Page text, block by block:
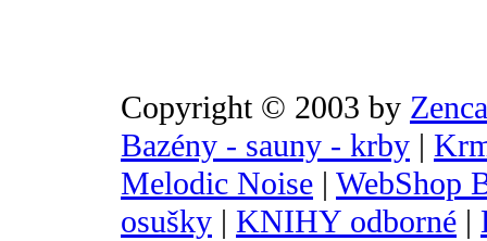
Copyright © 2003 by
Bazény - sauny - krby |
Melodic Noise | WebShop
osušky | KNIHY odborné |